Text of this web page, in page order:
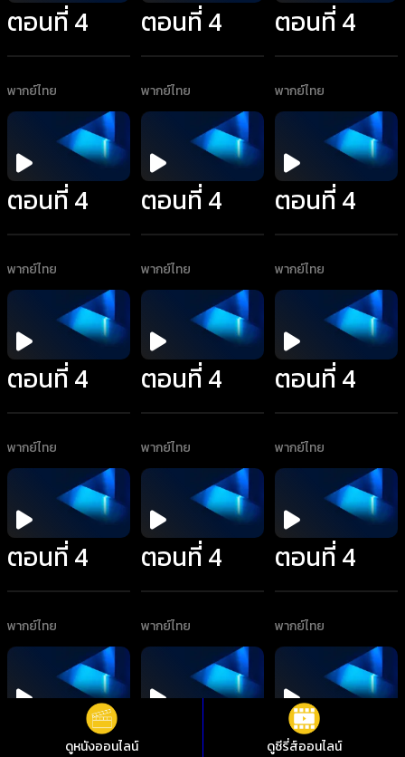
ตอนที่ 4
พากย์ไทย
ตอนที่ 4
พากย์ไทย
ตอนที่ 4
พากย์ไทย
ตอนที่ 4
พากย์ไทย
ตอนที่ 4
พากย์ไทย
ตอนที่ 4
พากย์ไทย
ตอนที่ 4
พากย์ไทย
ตอนที่ 4
พากย์ไทย
ตอนที่ 4
พากย์ไทย
ตอนที่ 4
พากย์ไทย
ตอนที่ 4
พากย์ไทย
ตอนที่ 4
พากย์ไทย
ตอนที่ 4 ตอนที่ 5
ดูหนังออนไลน์ ดูซีรี่ส์ออนไลน์